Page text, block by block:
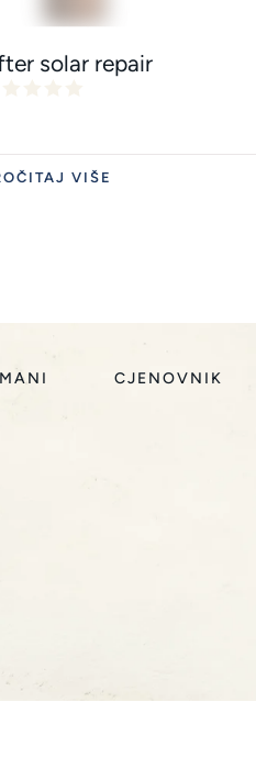
solar repair
VIŠE
CJENOVNIK